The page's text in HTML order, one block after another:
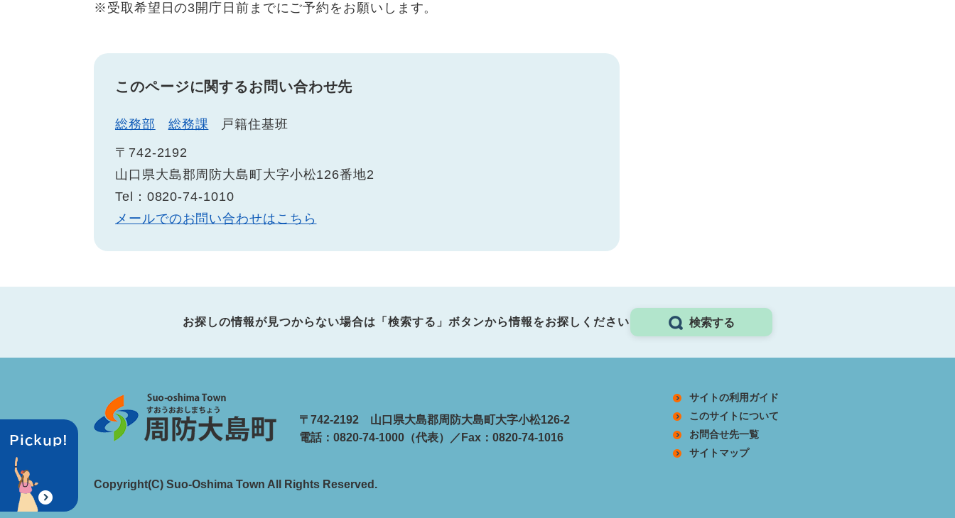
※受取希望日の3開庁日前までにご予約をお願いします。
このページに関するお問い合わせ先
総務部 総務課
戸籍住基班
〒742-2192
山口県大島郡周防大島町大字小松126番地2
Tel：0820-74-1010
メールでのお問い合わせはこちら
お探しの情報が見つからない場合は「検索する」ボタンから情報をお探しください 検索する
〒742-2192 山口県大島郡周防大島町大字小松126-2
電話：0820-74-1000（代表）／Fax：0820-74-1016
サイトの利用ガイド
このサイトについて
お問合せ先一覧
サイトマップ
Copyright(C) Suo-Oshima Town All Rights Reserved.